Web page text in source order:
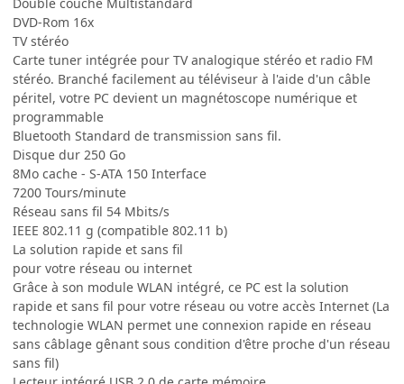
DVD-Rom 16x
TV stéréo
Carte tuner intégrée pour TV analogique stéréo et radio FM
stéréo. Branché facilement au téléviseur à l'aide d'un câble
péritel, votre PC devient un magnétoscope numérique et
programmable
Bluetooth Standard de transmission sans fil.
Disque dur 250 Go
8Mo cache - S-ATA 150 Interface
7200 Tours/minute
Réseau sans fil 54 Mbits/s
IEEE 802.11 g (compatible 802.11 b)
La solution rapide et sans fil
pour votre réseau ou internet
Grâce à son module WLAN intégré, ce PC est la solution
rapide et sans fil pour votre réseau ou votre accès Internet (La
technologie WLAN permet une connexion rapide en réseau
sans câblage gênant sous condition d'être proche d'un réseau
sans fil)